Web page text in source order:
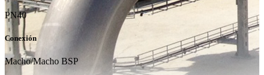
PN40
Conexión
Macho/Macho BSP